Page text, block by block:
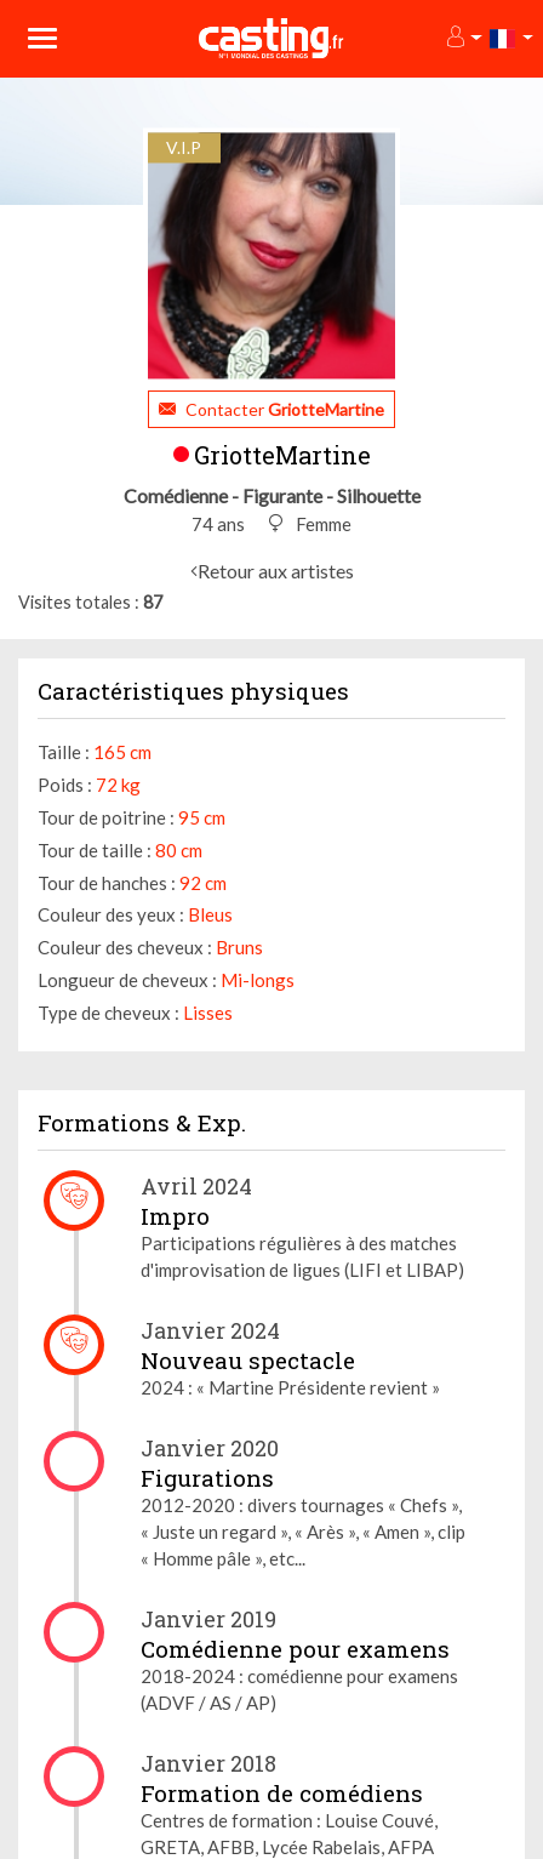
V.I.P
ContacterGriotteMartine
GriotteMartine
Comédienne - Figurante - Silhouette
74 ans Femme
Retour aux artistes
Visites totales 87
Caractéristiques physiques
Taille : 165 cm
Poids : 72 kg
Tour de poitrine : 95 cm
Tour de taille : 80 cm
Tour de hanches : 92 cm
Couleur des yeux : Bleus
Couleur des cheveux : Bruns
Longueur de cheveux : Mi-longs
Type de cheveux : Lisses
Formations & Exp.
Avril 2024
Impro
Participations régulières à des matches
d'improvisation de ligues (LIFI et LIBAP)
Janvier 2024
Nouveau spectacle
2024 : « Martine Présidente revient »
Janvier 2020
Figurations
2012-2020 : divers tournages « Chefs »,
« Juste un regard », « Arès », « Amen », clip
« Homme pâle », etc...
Janvier 2019
Comédienne pour examens
2018-2024 : comédienne pour examens
(ADVF / AS / AP)
Janvier 2018
Formation de comédiens
Centres de formation : Louise Couvé,
GRETA, AFBB, Lycée Rabelais, AFPA